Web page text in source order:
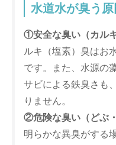
水道水が臭う
①安全な臭い（カル
ルキ（塩素）臭はお
です。また、水源の
サビによる鉄臭さも
りません。
②危険な臭い（どぶ・
明らかな異臭がする